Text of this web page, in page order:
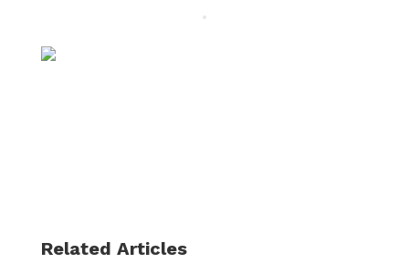
Related Articles